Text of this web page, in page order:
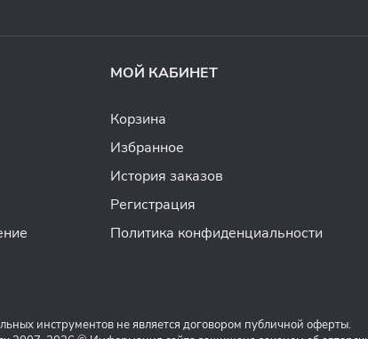
МОЙ КАБИНЕТ
Корзина
Избранное
История заказов
Регистрация
Политика конфиденциальности
инструментов не является договором публичной оферты.